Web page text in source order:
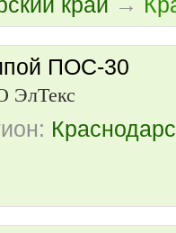
ПОС-30
ЭлТекс